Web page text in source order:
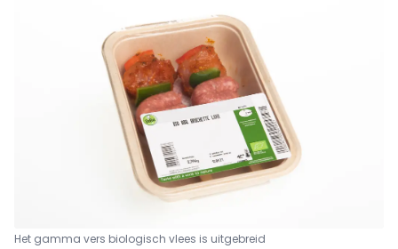
Het gamma vers biologisch vlees is uitgebreid